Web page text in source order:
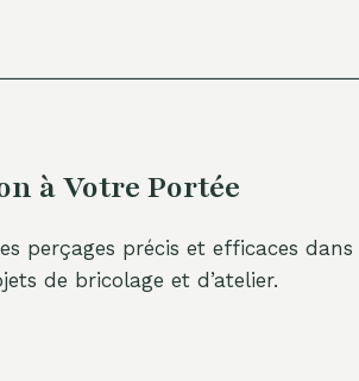
à Votre Portée
perçages précis et efficaces
de bricolage et d’atelier.